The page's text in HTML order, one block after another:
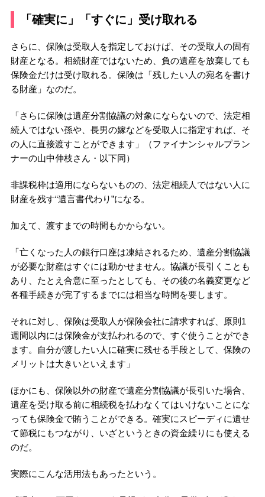
「確実に」「すぐに」受け取れる
さらに、保険は受取人を指定しておけば、その受取人の固有
財産となる。相続財産ではないため、負の遺産を放棄しても
保険金だけは受け取れる。保険は「残したい人の宛名を書け
る財産」なのだ。
「さらに保険は遺産分割協議の対象にならないので、法定相
続人ではない孫や、長男の嫁などを受取人に指定すれば、そ
の人に直接渡すことができます」（ファイナンシャルプラン
ナーの山中伸枝さん・以下同）
非課税枠は適用にならないものの、法定相続人ではない人に
財産を残す“遺言書代わり”になる。
加えて、渡すまでの時間もかからない。
「亡くなった人の銀行口座は凍結されるため、遺産分割協議
が必要な財産はすぐには動かせません。協議が長引くことも
あり、たとえ合意に至ったとしても、その後の名義変更など
各種手続きが完了するまでには相当な時間を要します。
それに対し、保険は受取人が保険会社に請求すれば、原則1
週間以内には保険金が支払われるので、すぐ使うことができ
ます。自分が渡したい人に確実に残せる手段として、保険の
メリットは大きいといえます」
ほかにも、保険以外の財産で遺産分割協議が長引いた場合、
遺産を受け取る前に相続税を払わなくてはいけないことにな
っても保険金で賄うことができる。確実にスピーディに遺せ
て節税にもつながり、いざというときの資金繰りにも使える
のだ。
実際にこんな活用法もあったという。